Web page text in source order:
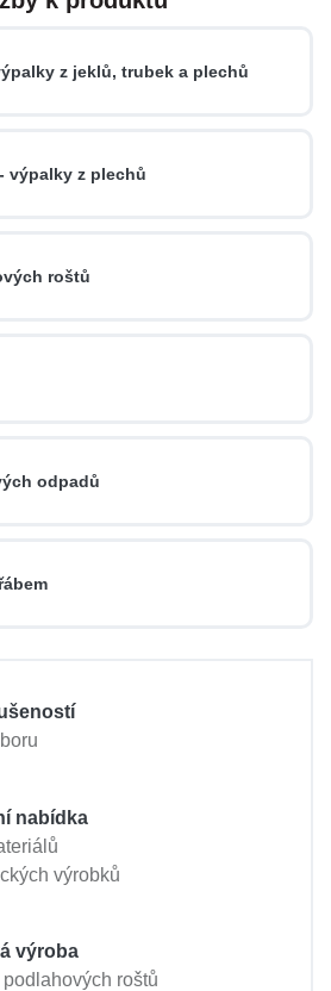
z jeklů, trubek a plechů
výpalky z plechů
roštů
odpadů
nabídka
výrobků
výroba
roštů